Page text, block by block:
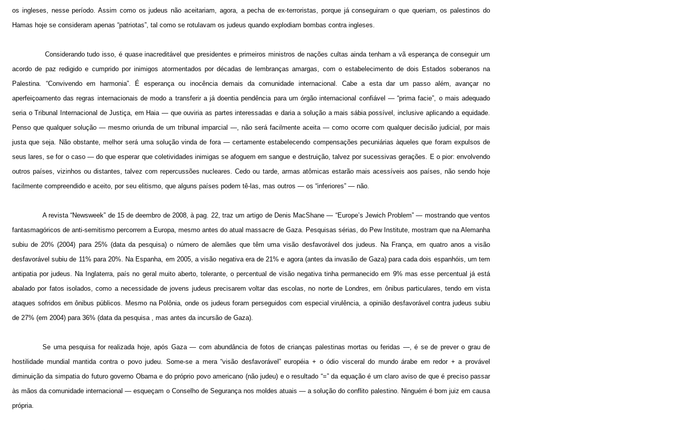
os ingleses, nesse período. Assim como os judeus não aceitariam, agora, a pecha de ex-terroristas, porque já conseguiram o que queriam, os palestinos do
Hamas hoje se consideram apenas “patriotas”, tal como se rotulavam os judeus quando explodiam bombas contra ingleses.
Considerando tudo isso, é quase inacreditável que presidentes e primeiros ministros de nações cultas ainda tenham a vã esperança de conseguir um
acordo de paz redigido e cumprido por inimigos atormentados por décadas de lembranças amargas, com o estabelecimento de dois Estados soberanos na
Palestina. “Convivendo em harmonia”. É esperança ou inocência demais da comunidade internacional. Cabe a esta dar um passo além, avançar no
aperfeiçoamento das regras internacionais de modo a transferir a já doentia pendência para um órgão internacional confiável — “prima facie”, o mais adequado
seria o Tribunal Internacional de Justiça, em Haia — que ouviria as partes interessadas e daria a solução a mais sábia possível, inclusive aplicando a equidade.
Penso que qualquer solução — mesmo oriunda de um tribunal imparcial —, não será facilmente aceita — como ocorre com qualquer decisão judicial, por mais
justa que seja. Não obstante, melhor será uma solução vinda de fora — certamente estabelecendo compensações pecuniárias àqueles que foram expulsos de
seus lares, se for o caso — do que esperar que coletividades inimigas se afoguem em sangue e destruição, talvez por sucessivas gerações. E o pior: envolvendo
outros países, vizinhos ou distantes, talvez com repercussões nucleares. Cedo ou tarde, armas atômicas estarão mais acessíveis aos países, não sendo hoje
facilmente compreendido e aceito, por seu elitismo, que alguns países podem tê-las, mas outros — os “inferiores” — não.
A revista “Newsweek” de 15 de deembro de 2008, à pag. 22, traz um artigo de Denis MacShane — “Europe’s Jewich Problem” — mostrando que ventos
fantasmagóricos de anti-semitismo percorrem a Europa, mesmo antes do atual massacre de Gaza. Pesquisas sérias, do Pew Institute, mostram que na Alemanha
subiu de 20% (2004) para 25% (data da pesquisa) o número de alemães que têm uma visão desfavorável dos judeus. Na França, em quatro anos a visão
desfavorável subiu de 11% para 20%. Na Espanha, em 2005, a visão negativa era de 21% e agora (antes da invasão de Gaza) para cada dois espanhóis, um tem
antipatia por judeus. Na Inglaterra, país no geral muito aberto, tolerante, o percentual de visão negativa tinha permanecido em 9% mas esse percentual já está
abalado por fatos isolados, como a necessidade de jovens judeus precisarem voltar das escolas, no norte de Londres, em ônibus particulares, tendo em vista
ataques sofridos em ônibus públicos. Mesmo na Polônia, onde os judeus foram perseguidos com especial virulência, a opinião desfavorável contra judeus subiu
de 27% (em 2004) para 36% (data da pesquisa , mas antes da incursão de Gaza).
Se uma pesquisa for realizada hoje, após Gaza — com abundância de fotos de crianças palestinas mortas ou feridas —, é se de prever o grau de
hostilidade mundial mantida contra o povo judeu. Some-se a mera “visão desfavorável” européia + o ódio visceral do mundo árabe em redor + a provável
diminuição da simpatia do futuro governo Obama e do próprio povo americano (não judeu) e o resultado “=” da equação é um claro aviso de que é preciso passar
às mãos da comunidade internacional — esqueçam o Conselho de Segurança nos moldes atuais — a solução do conflito palestino. Ninguém é bom juiz em causa
própria.